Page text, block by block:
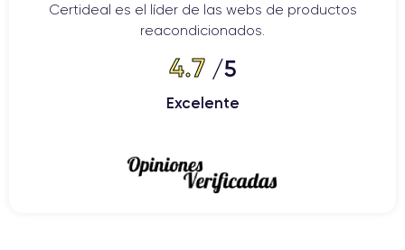
Certideal es el líder de las webs de productos
reacondicionados.
4.7/5
Excelente